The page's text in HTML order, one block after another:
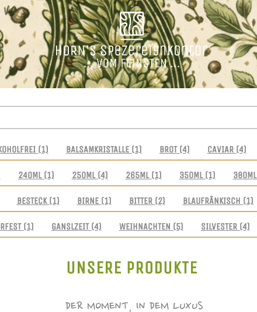
(1) BALSAMKRISTALLE (1) BROT (4) CAVIAR (4)
240ML (1) 250ML (4) 265ML (1) 350ML (1) 380ML
BESTECK (1) BIRNE (1) BITTER (2) BLAUFRÄNKISCH (1)
(1) GANSLZEIT (4) WEIHNACHTEN (5) SILVESTER (4)
UNSERE PRODUKTE
DER MOMENT, IN DEM LUXUS